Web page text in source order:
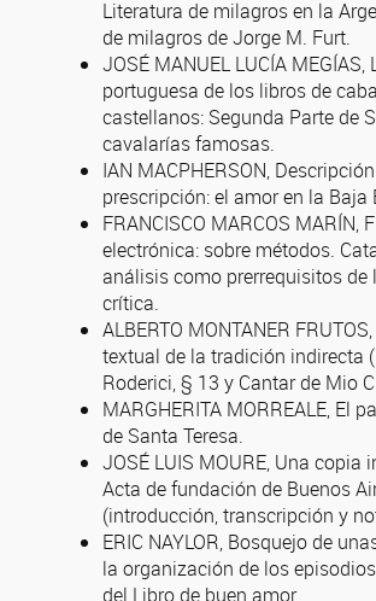
Literatura de milagros en la
de milagros de Jorge M. Furt.
JOSÉ MANUEL LUCÍA MEGÍAS,
portuguesa de los libros de
castellanos: Segunda Parte de
cavalarías famosas.
IAN MACPHERSON,
prescripción: el amor en la Baja
FRANCISCO MARCOS MARÍN,
electrónica: sobre métodos.
análisis como prerrequisitos de
crítica.
ALBERTO MONTANER
textual de la tradición indirecta
Roderici, § 13 y Cantar de Mio
MARGHERITA MORREALE, El
de Santa Teresa.
JOSÉ LUIS MOURE, Una copia
Acta de fundación de Buenos
(introducción, transcripción y
ERIC NAYLOR, Bosquejo de
la organización de los
del Libro de buen amor.